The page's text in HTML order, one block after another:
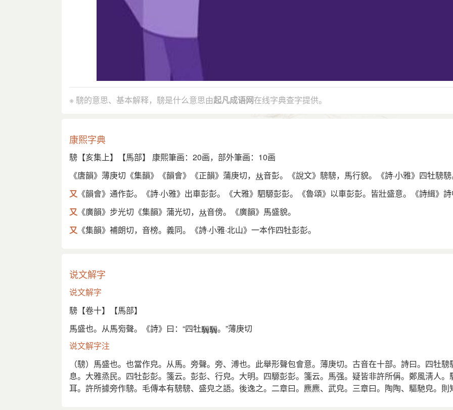
※ 騯的意思、基本解释，騯是什么意思由起凡成语网在线字典查字提供。
康熙字典
騯【亥集上】【馬部】 康熙筆画：20画，部外筆画：10画
《唐韻》薄庚切《集韻》《韻會》《正韻》蒲庚切，
音彭。《說文》騯騯，馬行貌。《詩·小雅》四牡騯
又 《韻會》通作彭。《詩·小雅》出車彭彭。《大雅》駟騵彭彭。《魯頌》以車彭彭。皆壯盛意。《詩緝》
又 《廣韻》步光切《集韻》蒲光切，
音傍。《廣韻》馬盛貌。
又 《集韻》補朗切，音榜。義同。《詩·小雅·北山》一本作四牡彭彭。
说文解字
说文解字
騯【卷十】【馬部】
馬盛也。从馬㫄聲。《詩》曰：“四牡
。”薄庚切
说文解字注
（騯）馬盛也。也當作皃。从馬。旁聲。旁、溥也。此舉形聲包會意。薄庚切。古音在十部。詩曰。四牡
息。大雅烝民。四牡彭彭。箋云。彭彭、行皃。大明。四騵彭彭。箋云。馬强。疑皆非許所偁。鄭風淸人
耳。許所據旁作騯。毛傳本有騯騯、盛皃之語。後逸之。二章曰。麃麃、武皃。三章曰。陶陶、驅馳皃。